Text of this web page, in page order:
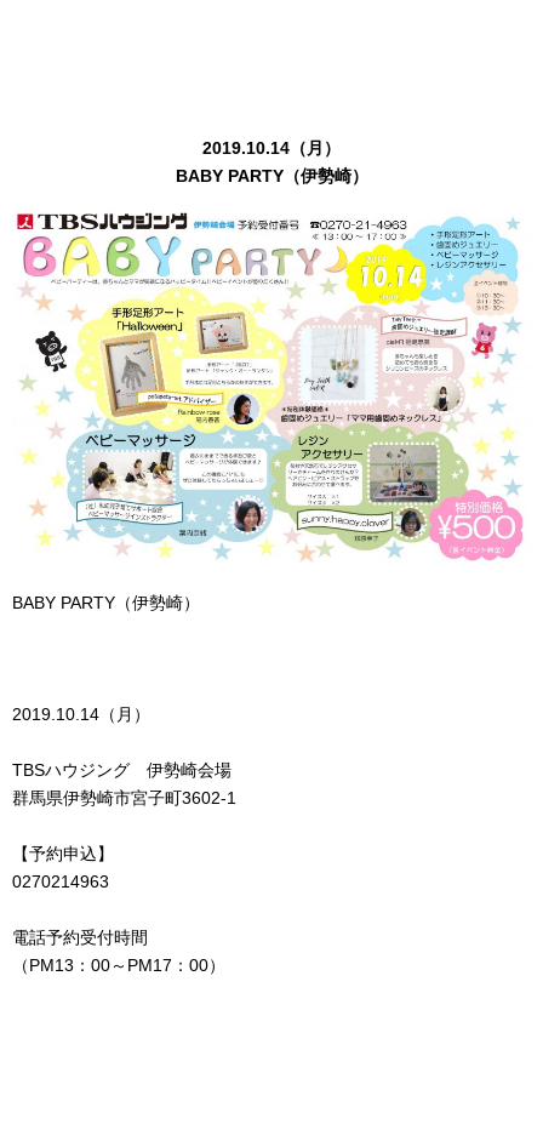
2019.10.14（月）
BABY PARTY（伊勢崎）
BABY PARTY（伊勢崎）
2019.10.14（月）
TBSハウジング 伊勢崎会場
群馬県伊勢崎市宮子町3602-1
【予約申込】
0270214963
電話予約受付時間
（PM13：00～PM17：00）